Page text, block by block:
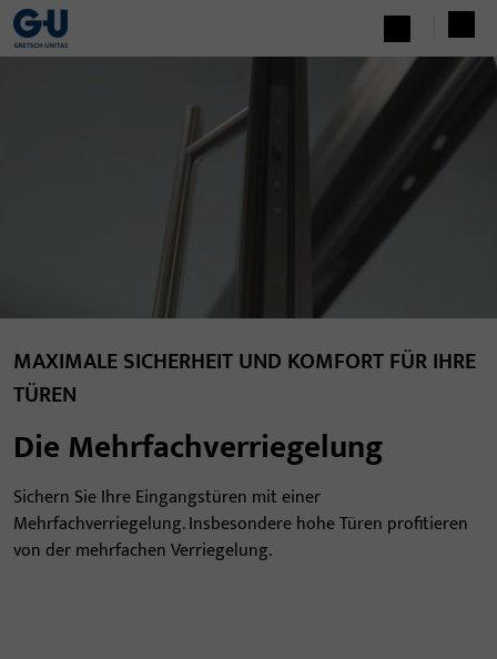
MAXIMALE SICHERHEIT UND KOMFORT FÜR IHRE
TÜREN
Die Mehrfachverriegelung
Sichern Sie Ihre Eingangstüren mit einer
Mehrfachverriegelung. Insbesondere hohe Türen profitieren
von der mehrfachen Verriegelung.